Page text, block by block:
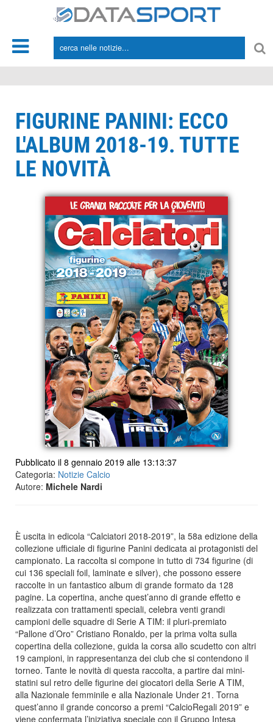
FIGURINE PANINI: ECCO
L'ALBUM 2018-19. TUTTE
LE NOVITÀ
Pubblicato il 8 gennaio 2019 alle 13:13:37
Categoria: Notizie Calcio
Autore: Michele Nardi
È uscita in edicola “Calciatori 2018-2019”, la 58a edizione della
collezione ufficiale di figurine Panini dedicata ai protagonisti del
campionato. La raccolta si compone in tutto di 734 figurine (di
cui 136 speciali foil, laminate e silver), che possono essere
raccolte in un fantastico album di grande formato da 128
pagine. La copertina, anche quest’anno di grande effetto e
realizzata con trattamenti speciali, celebra venti grandi
campioni delle squadre di Serie A TIM: il pluri-premiato
“Pallone d’Oro” Cristiano Ronaldo, per la prima volta sulla
copertina della collezione, guida la corsa allo scudetto con altri
19 campioni, in rappresentanza dei club che si contendono il
torneo. Tante le novità di questa raccolta, a partire dai mini-
statini sul retro delle figurine dei giocatori della Serie A TIM,
alla Nazionale femminile e alla Nazionale Under 21. Torna
quest’anno il grande concorso a premi “CalcioRegali 2019” e
viene confermata l’iniziativa speciale con il Gruppo Intesa